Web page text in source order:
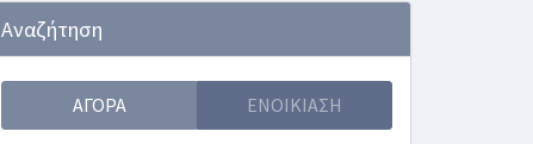
Αναζήτηση
ΑΓΟΡΆ ΕΝΟΙΚΊΑΣΗ